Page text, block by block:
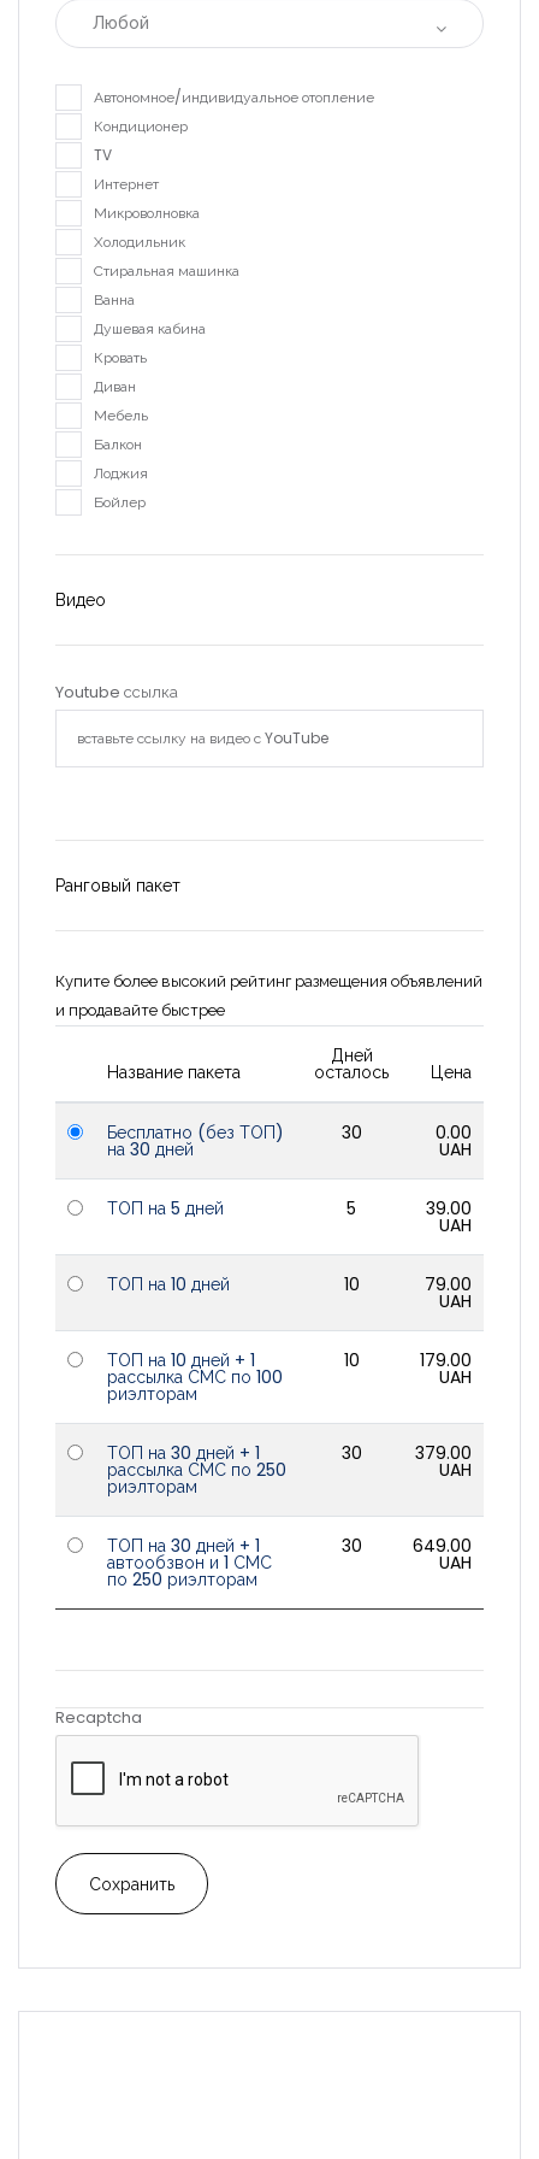
|-Раковка (Кременчуг)
|-Реевка (Кременчуг)
|-Хорольская и больница №1
(Кременчуг)
|-Центр (Кременчуг)
|-Чередники (Кременчуг)
|-Кременчугский район
|-Черногория
|-Область Будвы
|-Будва
Любой
Автономное/индивидуальное отопление
Кондиционер
TV
Интернет
Микроволновка
Холодильник
Стиральная машинка
Ванна
Душевая кабина
Кровать
Диван
Мебель
Балкон
Лоджия
Бойлер
Видео
Youtube ссылка
Ранговый пакет
Купите более высокий рейтинг размещения объявлений
и продавайте быстрее
Название пакета
Дней
осталось Цена
Бесплатно (без ТОП)
на 30 дней
30 0.00
UAH
ТОП на 5 дней 5 39.00
UAH
ТОП на 10 дней 10 79.00
UAH
ТОП на 10 дней + 1
рассылка СМС по 100
риэлторам
10 179.00
UAH
ТОП на 30 дней + 1
рассылка СМС по 250
риэлторам
30 379.00
UAH
ТОП на 30 дней + 1
автообзвон и 1 СМС
по 250 риэлторам
30 649.00
UAH
Recaptcha
Сохранить
Forgot Password?
Войти